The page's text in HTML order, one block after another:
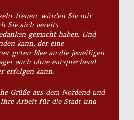
freuen, würden Sie mir
Sie sich bereits
gemacht haben. Und
kann, der eine
guten Idee an die jeweiligen
auch ohne entsprechend
erfolgen kann.
Grüße aus dem Nordend und
Arbeit für die Stadt und